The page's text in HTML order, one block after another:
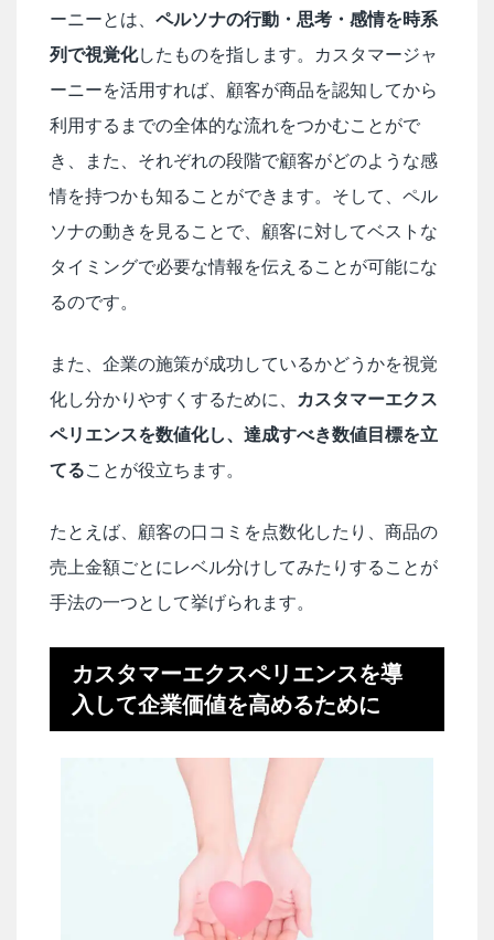
ーニーとは、 ペルソナの行動・思考・感情を時系
列で視覚化したものを指します。カスタマージャ
ーニーを活用すれば、顧客が商品を認知してから
利用するまでの全体的な流れをつかむことがで
き、また、それぞれの段階で顧客がどのような感
情を持つかも知ることができます。そして、ペル
ソナの動きを見ることで、顧客に対してベストな
タイミングで必要な情報を伝えることが可能にな
るのです。
また、企業の施策が成功しているかどうかを視覚
化し分かりやすくするために、
カスタマーエクス
ペリエンスを数値化し、達成すべき数値目標を立
てることが役立ちます。
たとえば、顧客の口コミを点数化したり、商品の
売上金額ごとにレベル分けしてみたりすることが
手法の一つとして挙げられます。
カスタマーエクスペリエンスを導
入して企業価値を高めるために